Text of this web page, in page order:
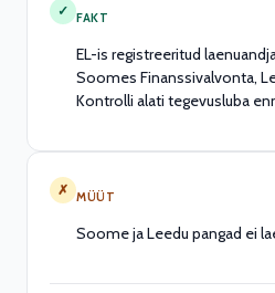
✓ FAKT
EL-is registreeritud
Soomes Finanssivalvonta,
Kontrolli alati tegevusluba
✗ MÜÜT
Soome ja Leedu pangad ei